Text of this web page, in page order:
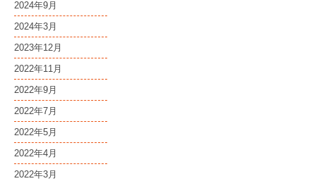
2024年9月
2024年3月
2023年12月
2022年11月
2022年9月
2022年7月
2022年5月
2022年4月
2022年3月